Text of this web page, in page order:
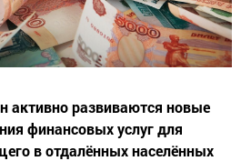
активно развиваются новые
финансовых услуг для
в отдалённых населённых